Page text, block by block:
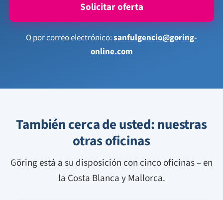
Solicitar oferta
O por correo electrónico:sanfulgencio@goring-
online.com
También cerca de usted: nuestras
otras oficinas
Göring está a su disposición con cinco oficinas – en
la Costa Blanca y Mallorca.